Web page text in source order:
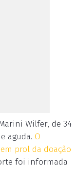
Wilfer, de 34
aguda. O
prol da doação
foi informada